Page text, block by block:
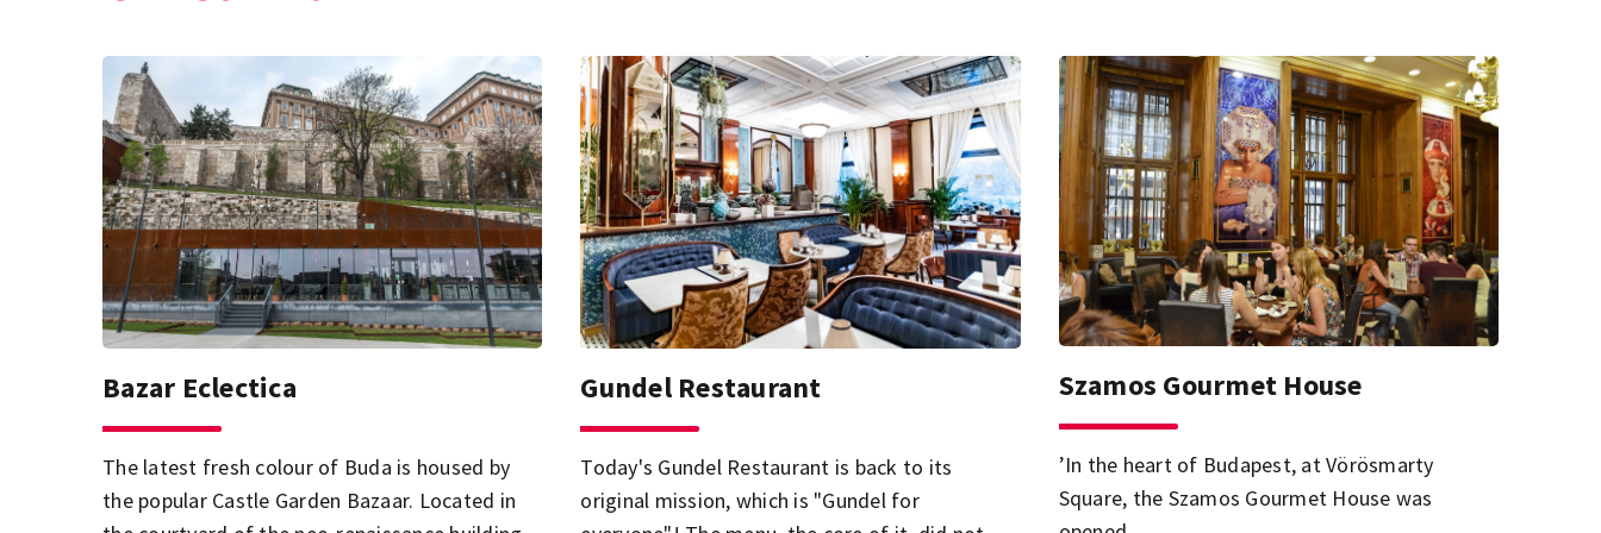
Bazar Eclectica
The latest fresh colour of Buda is housed by
the popular Castle Garden Bazaar. Located in
Gundel Restaurant
Today's Gundel Restaurant is back to its
original mission, which is "Gundel for
Szamos Gourmet House
’In the heart of Budapest, at Vörösmarty
Square, the Szamos Gourmet House was